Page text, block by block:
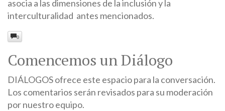
asocia a las dimensiones de la inclusión y la
interculturalidad antes mencionados.
0
Comencemos un Diálogo
DIÁLOGOS ofrece este espacio para la conversación.
Los comentarios serán revisados para su moderación
por nuestro equipo.